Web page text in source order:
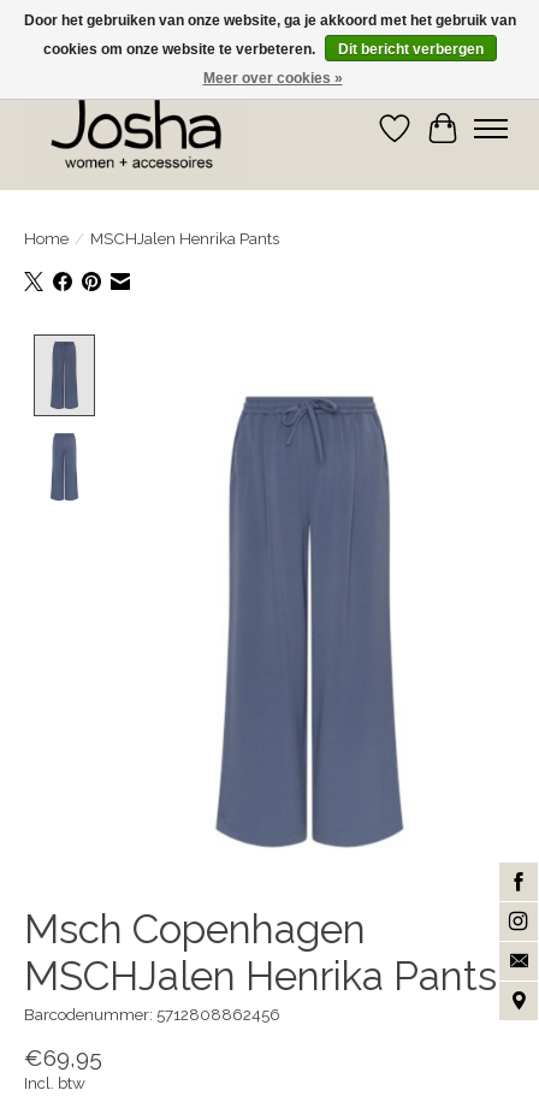
GRATIS OPHALEN IN DE WINKEL EN GRATIS VERZENDING VANAF € 75,00
Verlanglijst
Home / MSCHJalen Henrika Pants
Msch Copenhagen
MSCHJalen Henrika Pants
Barcodenummer: 5712808862456
€69,95
Incl. btw
Door het gebruiken van onze website, ga je akkoord met het gebruik van
cookies om onze website te verbeteren.
Dit bericht verbergen
Meer over cookies »